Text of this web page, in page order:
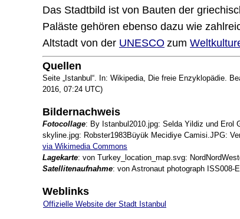
Das Stadtbild ist von Bauten der
Paläste gehören ebenso dazu wie
Altstadt von der UNESCO zum
Quellen
Seite „Istanbul“. In: Wikipedia, Die freie Enzyklopädie.
2016, 07:24 UTC)
Bildernachweis
Fotocollage: By Istanbul2010.jpg: Selda Yildiz und Erol
skyline.jpg: Robster1983Büyük Mecidiye Camisi.JPG:
via Wikimedia Commons
Lagekarte: von Turkey_location_map.svg:
Satellitenaufnahme: von Astronaut photograph ISS008-
Weblinks
Offizielle Website der Stadt Istanbul